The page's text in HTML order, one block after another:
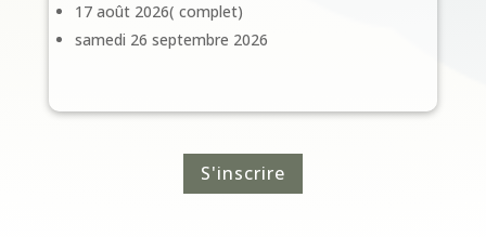
17 août 2026( complet)
samedi 26 septembre 2026
S'inscrire